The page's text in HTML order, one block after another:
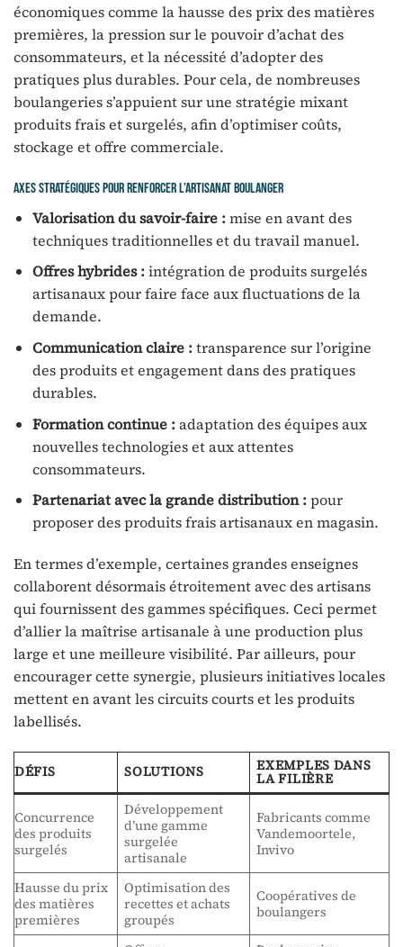
économiques comme la hausse des prix des matières
premières, la pression sur le pouvoir d’achat des
consommateurs, et la nécessité d’adopter des
pratiques plus durables. Pour cela, de nombreuses
boulangeries s’appuient sur une stratégie mixant
produits frais et surgelés, afin d’optimiser coûts,
stockage et offre commerciale.
Axes stratégiques pour renforcer l’artisanat boulanger
Valorisation du savoir-faire :mise en avant des
techniques traditionnelles et du travail manuel.
Offres hybrides :intégration de produits surgelés
artisanaux pour faire face aux fluctuations de la
demande.
Communication claire :transparence sur l’origine
des produits et engagement dans des pratiques
durables.
Formation continue :adaptation des équipes aux
nouvelles technologies et aux attentes
consommateurs.
Partenariat avec la grande distribution :pour
proposer des produits frais artisanaux en magasin.
En termes d’exemple, certaines grandes enseignes
collaborent désormais étroitement avec des artisans
qui fournissent des gammes spécifiques. Ceci permet
d’allier la maîtrise artisanale à une production plus
large et une meilleure visibilité. Par ailleurs, pour
encourager cette synergie, plusieurs initiatives locales
mettent en avant les circuits courts et les produits
labellisés.
DÉFIS SOLUTIONS EXEMPLES DANS
LA FILIÈRE
Concurrence
des produits
surgelés
Développement
d’une gamme
surgelée
artisanale
Fabricants comme
Vandemoortele,
Invivo
Hausse du prix
des matières
premières
Optimisation des
recettes et achats
groupés
Coopératives de
boulangers